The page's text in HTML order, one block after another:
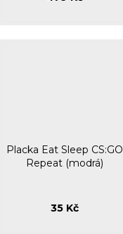
Placka Eat Sleep CS:GO
Repeat (modrá)
35 Kč